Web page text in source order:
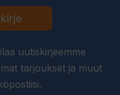
uutiskirjeemme
tarjoukset ja muut